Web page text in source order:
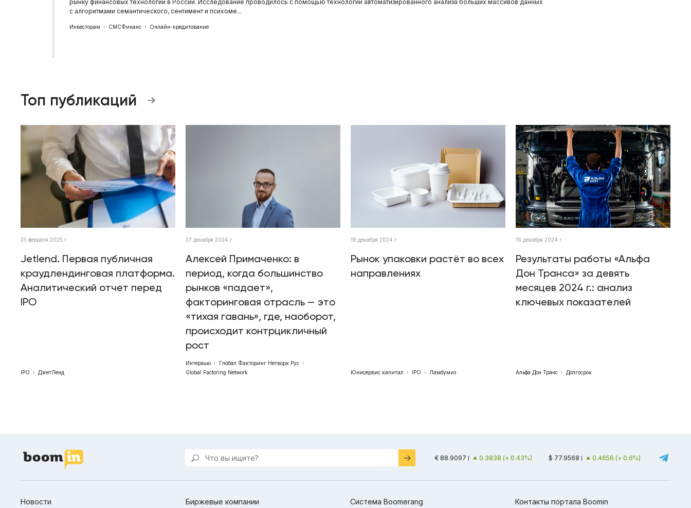
рынку финансовых технологий в России. Исследование проводилось с помощью технологии автоматизированного анализа больших массивов данных
с алгоритмами семантического, сентимент и психоме...
Инвесторам СМСФинанс Онлайн-кредитование
Топ публикаций
25 февраля 2025 г.
Jetlend. Первая публичная
краудлендинговая платформа.
Аналитический отчет перед
IPO
IPO ДжетЛенд
27 декабря 2024 г.
Алексей Примаченко: в
период, когда большинство
рынков «падает»,
факторинговая отрасль — это
«тихая гавань», где, наоборот,
происходит контрцикличный
рост
Интервью
Глобал Факторинг Нетворк Рус
Global Factoring Network
18 декабря 2024 г.
Рынок упаковки растёт во всех
направлениях
Юнисервис капитал IPO Ламбумиз
16 декабря 2024 г.
Результаты работы «Альфа
Дон Транса» за девять
месяцев 2024 г.: анализ
ключевых показателей
Альфа Дон Транс Долгосрок
€ 88.9097 0.3838 (+ 0.43%) $ 77.9568 0.4656 (+ 0.6%)
Новости Биржевые компании Система Boomerang Контакты портала Boomin